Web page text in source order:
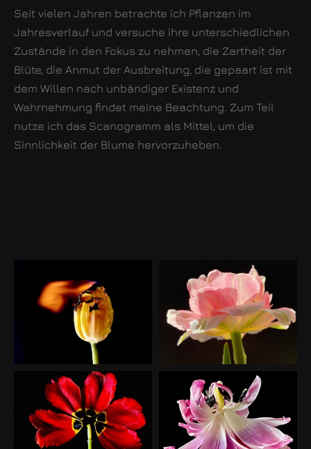
Seit vielen Jahren betrachte ich Pflanzen im
Jahresverlauf und versuche ihre unterschiedlichen
Zustände in den Fokus zu nehmen, die Zartheit der
Blüte, die Anmut der Ausbreitung, die gepaart ist mit
dem Willen nach unbändiger Existenz und
Wahrnehmung findet meine Beachtung. Zum Teil
nutze ich das Scanogramm als Mittel, um die
Sinnlichkeit der Blume hervorzuheben.